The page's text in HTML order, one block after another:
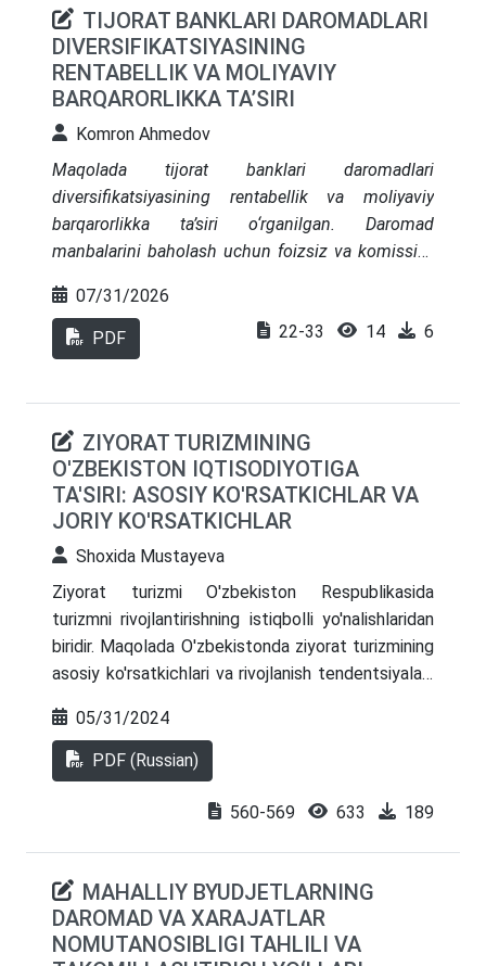
TIJORAT BANKLARI DAROMADLARI
DIVERSIFIKATSIYASINING
RENTABELLIK VA MOLIYAVIY
BARQARORLIKKA TA’SIRI
Komron Ahmedov
Maqolada tijorat banklari daromadlari
diversifikatsiyasining rentabellik va moliyaviy
barqarorlikka ta’siri o‘rganilgan. Daromad
manbalarini baholash uchun foizsiz va komissiya
daromadlar konsentratsiyasi, riskka
moslashtirilgan daromadlilik hamda barqarorlik
koeffitsientini birlashtiruvchi tijorat banklari
ROE va sof foiz marjasi, moliyaviy barqarorligi esa
muammoli kreditlar, kapital yetarliligi va likvidlilik
ko‘rsatkichlari orqali baholangan. Natijalar
komissiya, raqamli xizmatlar, ekvayring, korporativ
xizmatlar va savdoni moliyalashtirish kabi barqaror
zarurligini asoslaydi.
07/31/2026
PDF 22-33 14 6
ZIYORAT TURIZMINING
O'ZBEKISTON IQTISODIYOTIGA
TA'SIRI: ASOSIY KO'RSATKICHLAR VA
JORIY KO'RSATKICHLAR
Shoхida Mustayeva
Ziyorat turizmi O'zbekiston Respublikasida
turizmni rivojlantirishning istiqbolli yo'nalishlaridan
biridir. Maqolada O'zbekistonda ziyorat turizmining
asosiy ko'rsatkichlari va rivojlanish tendentsiyalari,
muhokama qilinadi. Tadqiqotning maqsadi ziyorat
turizmining O'zbekiston Respublikasi
iqtisodiyotidagi rolini aniqlash, turizmning ushbu
yo'nalishi rivojlanishining asosiy ko'rsatkichlari va
O'zbekiston iqtisodiyotini rivojlantirish, ish o'rinlari
yaratish va aholi turmush darajasini oshirish uchun
katta salohiyatga ega.
05/31/2024
PDF (Russian)
560-569 633 189
MAHALLIY BYUDJETLARNING
DAROMAD VA XARAJATLAR
NOMUTANOSIBLIGI TAHLILI VA